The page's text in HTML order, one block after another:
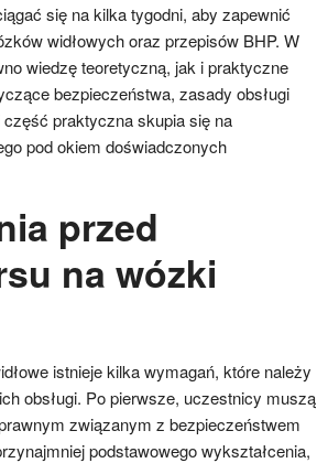
się na kilka tygodni, aby zapewnić
widłowych oraz przepisów BHP. W
wiedzę teoretyczną, jak i praktyczne
bezpieczeństwa, zasady obsługi
praktyczna skupia się na
pod okiem doświadczonych
przed
na wózki
istnieje kilka wymagań, które należy
obsługi. Po pierwsze, uczestnicy muszą
związanym z bezpieczeństwem
podstawowego wykształcenia,